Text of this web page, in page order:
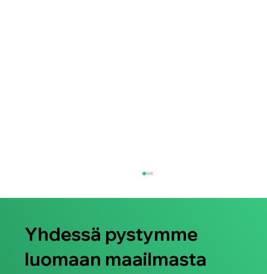
Yhdessä pystymme
luomaan maailmasta